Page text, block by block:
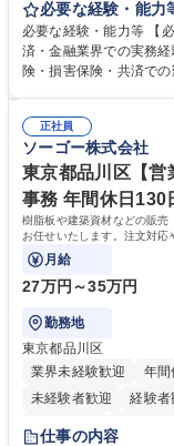
付・内容確認・審査・
い合わせ電話対応や書類発送等を担
内容確認、および共済
用システムへのデータ
指定する業務 募集職種 横浜市【共済金支払事務】金融保険業界経験歓迎/
各種手当充実/転勤無
必要な経験・能力
必要な経験・能力等 【
済・金融業界での実務
険・損害保険・共済で
務へのキャリアチェンジ希望者も大
大学 高専 短大 専修学校
正社員
ソーゴー株式会社
東京都品川区【営
事務 年間休日130
樹脂板や建築資材などの販売
お任せいたします。注文対応
話・メール対応等の事務業務
月給
27万円～35万円
勤務地
東京都品川区
業界未経験歓迎
年間
未経験者歓迎
経験者
交通費支給
仕事の内容